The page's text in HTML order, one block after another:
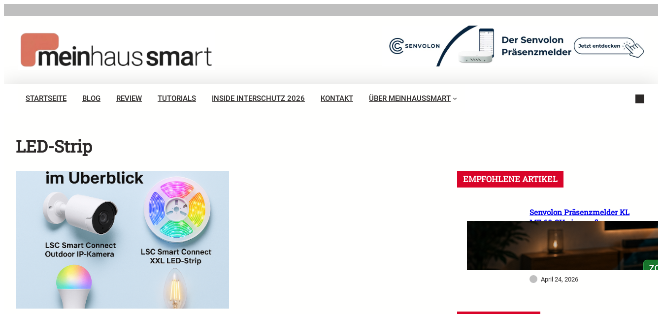
springen
STARTSEITE BLOG REVIEW TUTORIALS INSIDE INTERSCHUTZ 2026 KONTAKT ÜBER MEINHAUSSMART
LED-Strip
EMPFOHLENE ARTIKEL
Senvolon Präsenzmelder KL
MZ 60 GHz im großen
Praxistest: Warum dieser
Sensor mein Smart Home
deutlich intelligenter
April 24, 2026